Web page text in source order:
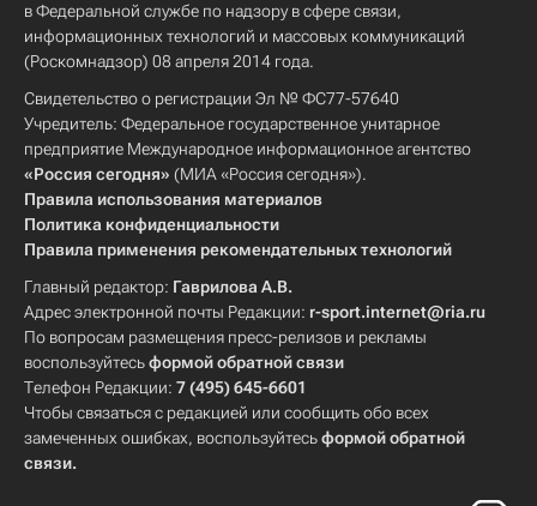
в Федеральной службе по надзору в сфере связи,
информационных технологий и массовых коммуникаций
(Роскомнадзор) 08 апреля 2014 года.
Свидетельство о регистрации Эл № ФС77-57640
Учредитель: Федеральное государственное унитарное
предприятие Международное информационное агентство
«Россия сегодня» (МИА «Россия сегодня»).
Правила использования материалов
Политика конфиденциальности
Правила применения рекомендательных технологий
Главный редактор: Гаврилова А.В.
Адрес электронной почты Редакции: r-sport.internet@ria.ru
По вопросам размещения пресс-релизов и рекламы
воспользуйтесьформой обратной связи
Телефон Редакции: 7 (495) 645-6601
Чтобы связаться с редакцией или сообщить обо всех
замеченных ошибках, воспользуйтесьформой обратной
связи.